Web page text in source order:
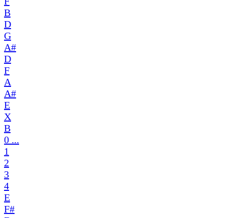
B
D
G
A#
D
F
A
A#
E
X
B
0 ...
1
2
3
4
E
F#